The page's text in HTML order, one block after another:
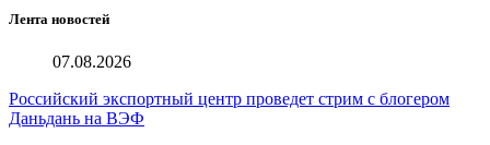
Лента новостей
07.08.2026
Российский экспортный центр проведет стрим с блогером
Даньдань на ВЭФ